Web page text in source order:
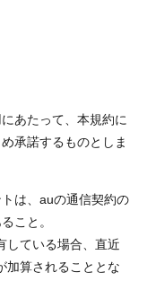
あたって、本規約に
承諾するものとしま
は、auの通信契約の
こと。
している場合、直近
加算されることとな